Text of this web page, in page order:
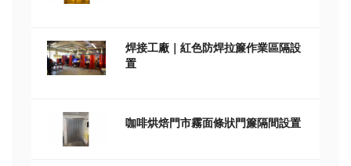
焊接工廠｜紅色防焊拉簾作業區隔設
置
咖啡烘焙門市霧面條狀門簾隔間設置